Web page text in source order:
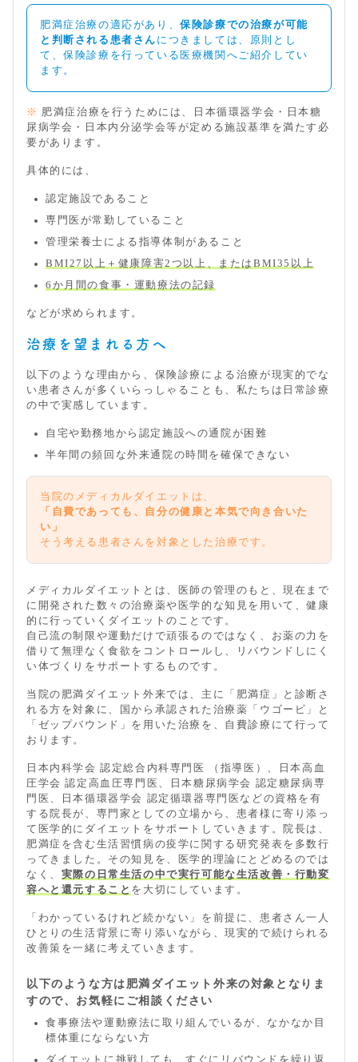
肥満症治療の適応があり、保険診療での治療が可能
と判断される患者さん につきましては、原則とし
て、保険診療を行っている医療機関へご紹介してい
ます。
※
肥満症治療を行うためには、日本循環器学会・日本糖
尿病学会・日本内分泌学会等が定める施設基準を満たす必
要があります。
具体的には、
認定施設であること
専門医が常勤していること
管理栄養士による指導体制があること
BMI27以上＋健康障害2つ以上、またはBMI35以上
6か月間の食事・運動療法の記録
などが求められます。
治療を望まれる方へ
以下のような理由から、保険診療による治療が現実的でな
い患者さんが多くいらっしゃることも、私たちは日常診療
の中で実感しています。
自宅や勤務地から認定施設への通院が困難
半年間の頻回な外来通院の時間を確保できない
当院のメディカルダイエットは、
「自費であっても、自分の健康と本気で向き合いた
い」
そう考える患者さんを対象とした治療です。
メディカルダイエットとは、医師の管理のもと、現在まで
に開発された数々の治療薬や医学的な知見を用いて、健康
的に行っていくダイエットのことです。
自己流の制限や運動だけで頑張るのではなく、お薬の力を
借りて無理なく食欲をコントロールし、リバウンドしにく
い体づくりをサポートするものです。
当院の肥満ダイエット外来では、主に「肥満症」と診断さ
れる方を対象に、国から承認された治療薬「ウゴービ」と
「ゼップバウンド」を用いた治療を、自費診療にて行って
おります。
日本内科学会 認定総合内科専門医 （指導医）、日本高血
圧学会 認定高血圧専門医、日本糖尿病学会 認定糖尿病専
門医、日本循環器学会 認定循環器専門医などの資格を有
する院長が、専門家としての立場から、患者様に寄り添っ
て医学的にダイエットをサポートしていきます。院長は、
肥満症を含む生活習慣病の疫学に関する研究発表を多数行
ってきました。その知見を、医学的理論にとどめるのでは
なく、 実際の日常生活の中で実行可能な生活改善・行動変
容へと還元すること を大切にしています。
「わかっているけれど続かない」を前提に、患者さん一人
ひとりの生活背景に寄り添いながら、現実的で続けられる
改善策を一緒に考えていきます。
以下のような方は肥満ダイエット外来の対象となりま
すので、お気軽にご相談ください
食事療法や運動療法に取り組んでいるが、なかなか目
標体重にならない方
ダイエットに挑戦しても、すぐにリバウンドを繰り返